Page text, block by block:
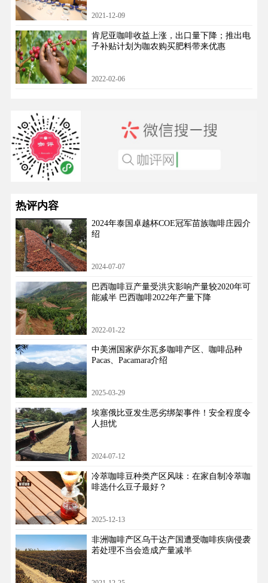
2021-12-09
肯尼亚咖啡收益上涨，出口量下降；推出电
子补贴计划为咖农购买肥料带来优惠
2022-02-06
热评内容
2024年泰国卓越杯COE冠军苗族咖啡庄园介
绍
2024-07-07
巴西咖啡豆产量受洪灾影响产量较2020年可
能减半 巴西咖啡2022年产量下降
2022-01-22
中美洲国家萨尔瓦多咖啡产区、咖啡品种
Pacas、Pacamara介绍
2025-03-29
埃塞俄比亚发生恶劣绑架事件！安全程度令
人担忧
2024-07-12
冷萃咖啡豆种类产区风味：在家自制冷萃咖
啡选什么豆子最好？
2025-12-13
非洲咖啡产区乌干达产国遭受咖啡疾病侵袭
若处理不当会造成产量减半